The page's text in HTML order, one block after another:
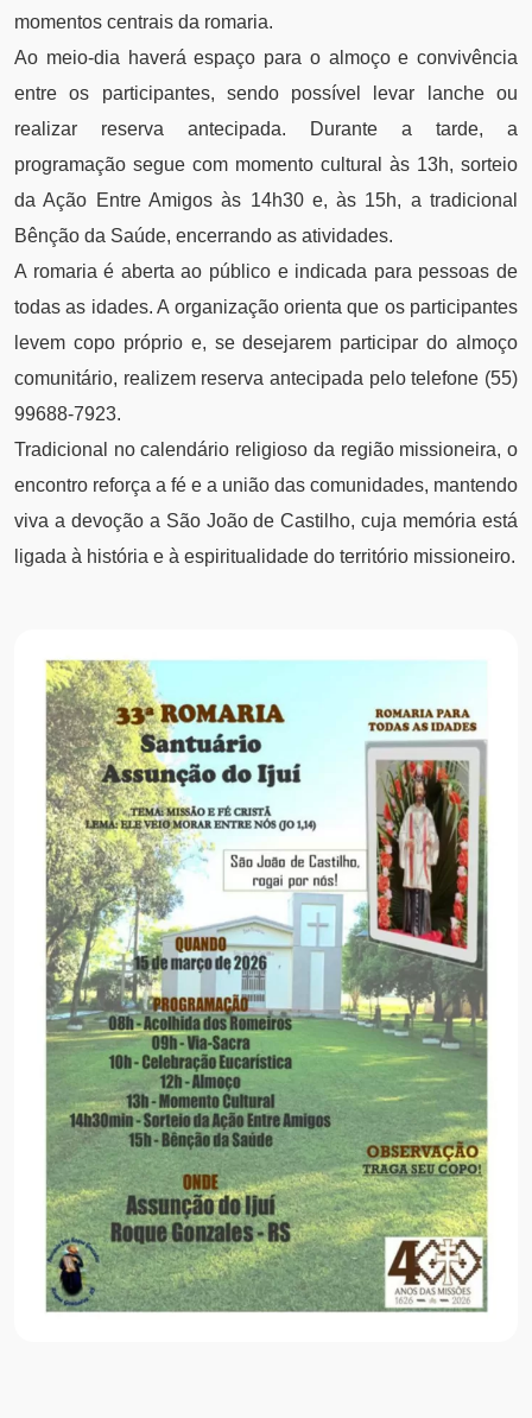
momentos centrais da romaria.
Ao meio-dia haverá espaço para o almoço e convivência
entre os participantes, sendo possível levar lanche ou
realizar reserva antecipada. Durante a tarde, a
programação segue com momento cultural às 13h, sorteio
da Ação Entre Amigos às 14h30 e, às 15h, a tradicional
Bênção da Saúde, encerrando as atividades.
A romaria é aberta ao público e indicada para pessoas de
todas as idades. A organização orienta que os participantes
levem copo próprio e, se desejarem participar do almoço
comunitário, realizem reserva antecipada pelo telefone (55)
99688-7923.
Tradicional no calendário religioso da região missioneira, o
encontro reforça a fé e a união das comunidades, mantendo
viva a devoção a São João de Castilho, cuja memória está
ligada à história e à espiritualidade do território missioneiro.